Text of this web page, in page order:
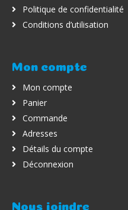
Politique de confidentialité
Conditions d’utilisation
Mon compte
Mon compte
Panier
Commande
Adresses
Détails du compte
Déconnexion
Nous joindre